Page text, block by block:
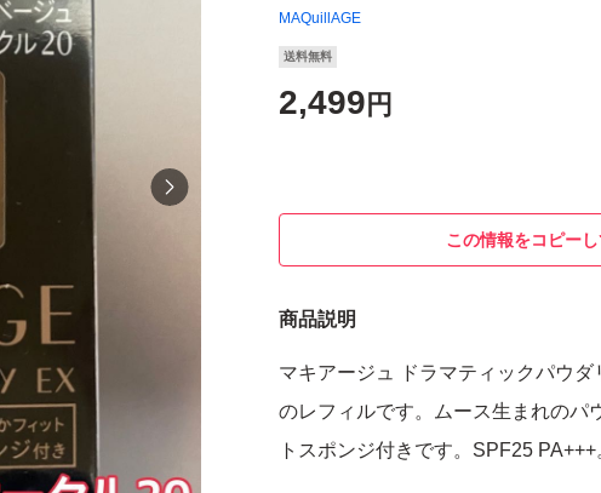
MAQuillAGE
送料無料
2,499 円
この情報をコピー
商品説明
マキアージュ ドラマティックパウ
のレフィルです。ムース生まれのパ
トスポンジ付きです。SPF25 PA+++